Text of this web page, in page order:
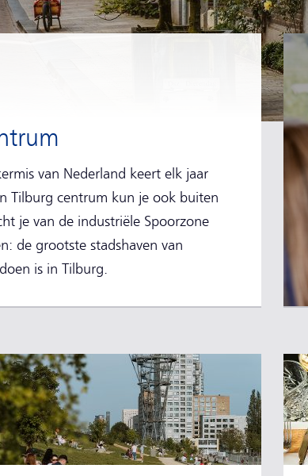
van Nederland keert elk jaar
Tilburg centrum kun je ook buiten
je van de industriële Spoorzone
de grootste stadshaven van
is in Tilburg.